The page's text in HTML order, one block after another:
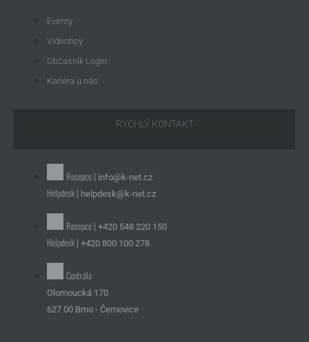
Eventy
Videotipy
Občasník Login
Kariéra u nás
RYCHLÝ KONTAKT
Recepce | info@k-net.cz
Helpdesk | helpdesk@k-net.cz
Recepce | +420 548 220 150
Helpdesk | +420 800 100 278
Centrála
Olomoucká 170
627 00 Brno - Černovice